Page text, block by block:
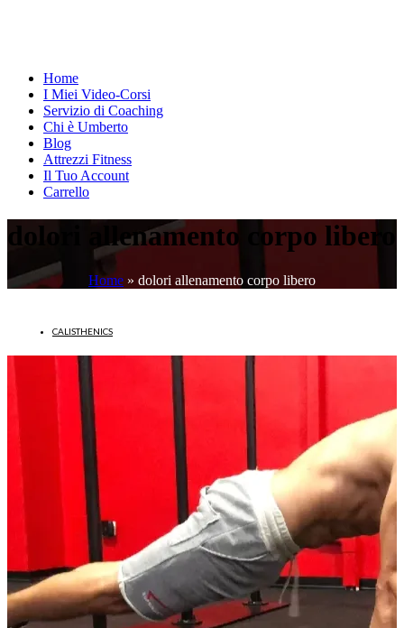
Home
I Miei Video-Corsi
Servizio di Coaching
Chi è Umberto
Blog
Attrezzi Fitness
Il Tuo Account
Carrello
dolori allenamento corpo libero
Home » dolori allenamento corpo libero
CALISTHENICS